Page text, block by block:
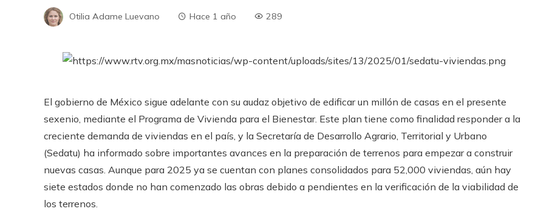
Otilia Adame Luevano Hace 1 año 289
El gobierno de México sigue adelante con su audaz objetivo de edificar un millón de casas en el presente
sexenio, mediante el Programa de Vivienda para el Bienestar. Este plan tiene como finalidad responder a la
creciente demanda de viviendas en el país, y la Secretaría de Desarrollo Agrario, Territorial y Urbano
(Sedatu) ha informado sobre importantes avances en la preparación de terrenos para empezar a construir
nuevas casas. Aunque para 2025 ya se cuentan con planes consolidados para 52,000 viviendas, aún hay
siete estados donde no han comenzado las obras debido a pendientes en la verificación de la viabilidad de
los terrenos.